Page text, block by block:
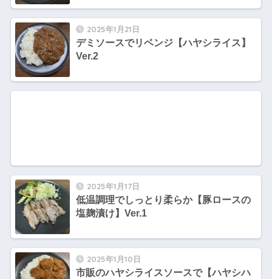
2025年1月21日
デミソースでリベンジ【ハヤシライス】
Ver.2
2025年1月17日
低温調理でしっとり柔らか【豚ロースの
塩麹漬け】Ver.1
2025年1月10日
市販のハヤシライスソースで【ハヤシハ